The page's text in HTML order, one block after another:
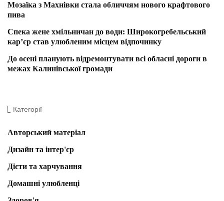
Мозаїка з Махнівки стала обличчям нового крафтового
пива
Спека жене хмільничан до води: Широкогребельський
кар’єр став улюбленим місцем відпочинку
До осені планують відремонтувати всі обласні дороги в
межах Калинівської громади
Категорії
Авторський матеріал
Дизайн та інтер'єр
Дієти та харчування
Домашні улюбленці